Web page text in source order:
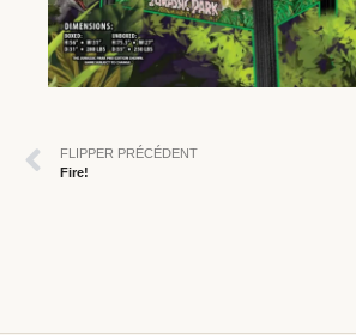
FLIPPER PRÉCÉDENT
Fire!